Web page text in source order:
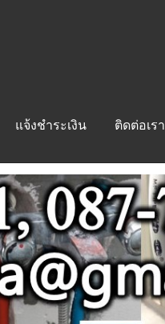
แจ้งชำระเงิน ติดต่อเรา